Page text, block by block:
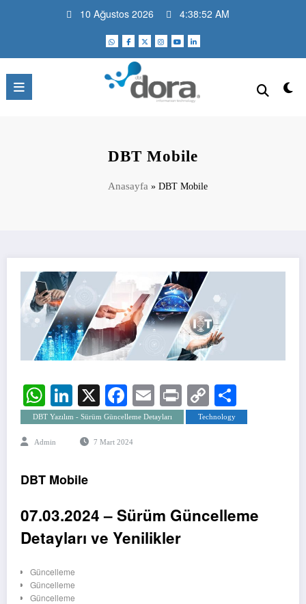
10 Ağustos 2026 4:38:52 AM
DBT Mobile
Anasayfa » DBT Mobile
WhatsApp
LinkedIn
X Facebook
Email
PrintCopy
Link
DBT Yazılım - Sürüm Güncelleme Detayları Technology
Admin 7 Mart 2024
DBT Mobile
07.03.2024 – Sürüm Güncelleme
Detayları ve Yenilikler
Güncelleme
Güncelleme
Güncelleme